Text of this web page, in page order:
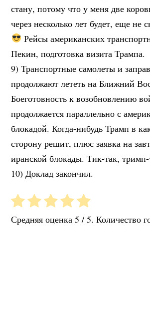
стану, потому что у меня две
через несколько лет будет, еще не
Рейсы американских
Пекин, подготовка визита Трампа.
9) Транспортные самолеты и
продолжают лететь на Ближний
Боеготовность к возобновлению
продолжается параллельно с
блокадой. Когда-нибудь Трамп в
сторону решит, плюс заявка на
иранской блокады. Тик-так,
10) Доклад закончил.
Средняя оценка5 / 5. Количество